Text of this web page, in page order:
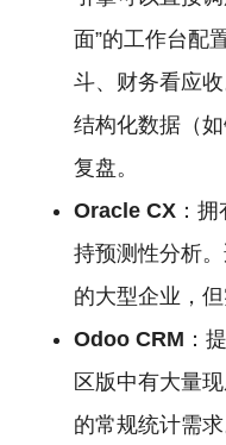
面”的工作台配
斗、财务看应
结构化数据（
复盘。
Oracle CX ：
持预测性分析
的大型企业，
Odoo CRM ：
区版中有大量
的常规统计需求